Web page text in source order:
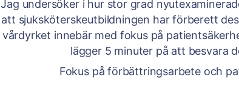
Jag undersöker i hur stor grad
att sjuksköterskeutbildningen har förberett
vårdyrket innebär med fokus på
lägger 5 minuter på att besvara
Fokus på förbättringsarbete och